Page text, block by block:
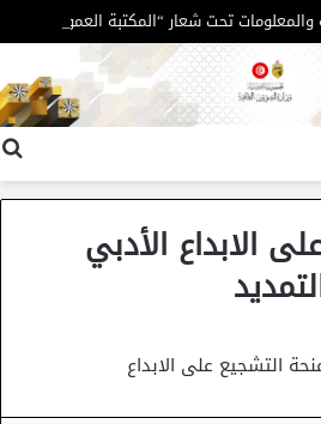
الابداع الأدبي
التشجيع على الابداع